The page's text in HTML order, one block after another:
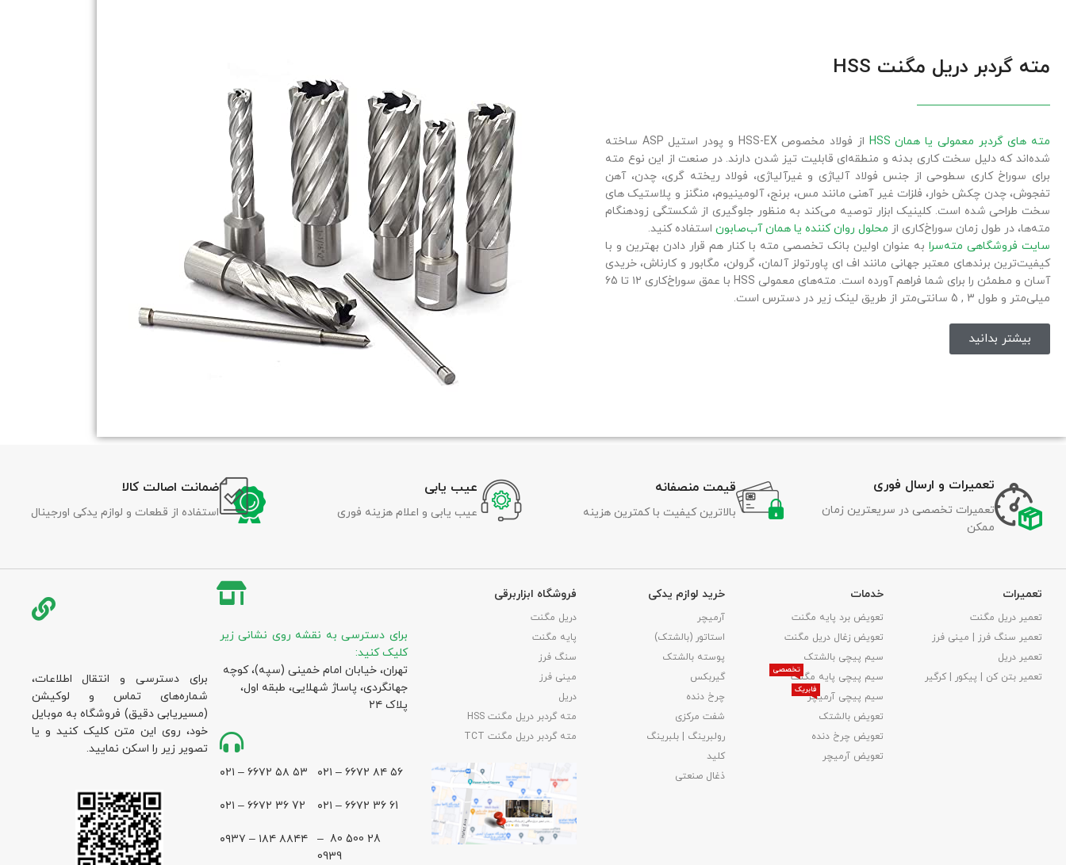
مته گردبر دریل مگنت HSS
مته های گردبر معمولی یا همان HSS
از فولاد مخصوص HSS-EX و پودر استیل ASP ساخته
شده‌اند که دلیل سخت کاری بدنه و منطقه‌ای قابلیت تیز شدن دارند. در صنعت از این نوع مته
برای سوراخ کاری سطوحی از جنس فولاد آلیاژی و غیرآلیاژی، فولاد ریخته گری، چدن، آهن
تفجوش، چدن چکش خوار، فلزات غیر آهنی مانند مس، برنج، آلومینیوم، منگنز و پلاستیک های
سخت طراحی شده است. کلینیک ابزار توصیه می‌کند به منظور جلوگیری از شکستگی زودهنگام
مته‌ها، در طول زمان سوراخ‌کاری از محلول روان کننده یا همان آب‌صابون استفاده کنید.
سایت فروشگاهی مته‌سرا به عنوان اولین بانک تخصصی مته با کنار هم قرار دادن بهترین و با
کیفیت‌ترین برندهای معتبر جهانی مانند اف ای پاورتولز آلمان، گرولن، مگابور و کارناش، خریدی
آسان و مطمئن را برای شما فراهم آورده است. مته‌های معمولی HSS با عمق سوراخ‌کاری ۱۲ تا 65
میلی‌متر و طول‌ 3 , 5 سانتی‌‌متر از طریق لینک زیر در دسترس است.
بیشتر بدانید
تعمیرات و ارسال فوری
تعمیرات تخصصی در سریعترین زمان
ممکن
قیمت منصفانه
بالاترین کیفیت با کمترین هزینه
عیب یابی
عیب یابی و اعلام هزینه فوری
ضمانت اصالت کالا
استفاده از قطعات و لوازم یدکی اورجینال
تعمیرات
تعمیر دریل مگنت
تعمیر سنگ فرز | مینی فرز
تعمیر دریل
تعمیر بتن کن | پیکور | کرگیر
خدمات
تعویض برد پایه مگنت
تعویض زغال دریل مگنت
سیم پیچی بالشتک
سیم پیچی پایه مگنت
تخصصی
سیم پیچی آرمیچر
فابریک
تعویض بالشتک​
تعویض چرخ دنده
تعویض آرمیچر
خرید لوازم یدکی
آرمیچر
استاتور (بالشتک)
پوسته بالشتک
گیربکس
چرخ دنده
شفت مرکزی
رولبرینگ | بلبرینگ
کلید
ذغال صنعتی
فروشگاه ابزاربرقی
دریل مگنت
پایه مگنت
سنگ فرز
مینی فرز
دریل
مته گردبر دریل مگنت HSS
مته گردبر دریل مگنت TCT
برای دسترسی به نقشه روی نشانی زیر
کلیک کنید:
تهران، خیابان امام خمینی (سپه)، کوچه
جهانگردی،‌ پاساژ شهلایی، طبقه اول،
پلاک ۲۴
۵۶ ۸۴ ۶۶۷۲ – ۰۲۱
61 36 ۶۶۷۲ – ۰۲۱
28 500 80 –
0939
۵۳ ۵۸ ۶۶۷۲ – ۰۲۱
72 36 ۶۶۷۲ – ۰۲۱
۸۸۴۴ ۱۸۴ – ۰۹۳۷
برای دسترسی و انتقال اطلاعات،
شماره‌های تماس و لوکیشن
(مسیریابی دقیق) فروشگاه به موبایل
خود، روی این متن کلیک کنید و یا
تصویر زیر را اسکن نمایید.